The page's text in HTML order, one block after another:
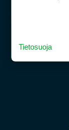
Tietosuoja